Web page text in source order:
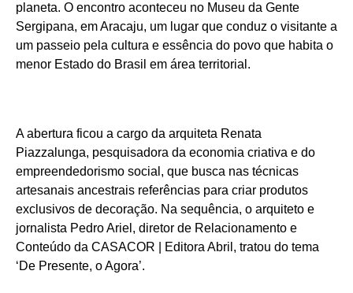
planeta. O encontro aconteceu no Museu da Gente
Sergipana, em Aracaju, um lugar que conduz o visitante a
um passeio pela cultura e essência do povo que habita o
menor Estado do Brasil em área territorial.
A abertura ficou a cargo da arquiteta Renata
Piazzalunga, pesquisadora da economia criativa e do
empreendedorismo social, que busca nas técnicas
artesanais ancestrais referências para criar produtos
exclusivos de decoração. Na sequência, o arquiteto e
jornalista Pedro Ariel, diretor de Relacionamento e
Conteúdo da CASACOR | Editora Abril, tratou do tema
‘De Presente, o Agora’.